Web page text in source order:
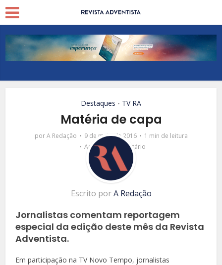
Destaques • TV RA
Matéria de capa
por A Redação 9 de maio de 2016
1 min de leitura
Adicionar comentário
Escrito porA Redação
Jornalistas comentam reportagem
especial da edição deste mês da Revista
Adventista.
Em participação na TV Novo Tempo, jornalistas